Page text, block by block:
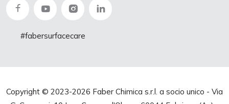
#fabersurfacecare
Copyright © 2023-2026 Faber Chimica s.r.l. a socio unico - Via